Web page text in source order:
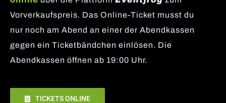
Vorverkaufspreis. Das Online-Ticket musst du
nur noch am Abend an einer der Abendkassen
gegen ein Ticketbändchen einlösen. Die
Abendkassen öffnen ab 19:00 Uhr.
TICKETS ONLINE